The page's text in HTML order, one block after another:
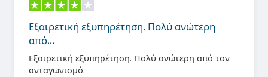
Άφιξη στην ώρα του.
Εξαιρετική εξυπηρέτηση. Πολύ ανώτερη
από…
Εξαιρετική εξυπηρέτηση. Πολύ ανώτερη από τον
ανταγωνισμό.